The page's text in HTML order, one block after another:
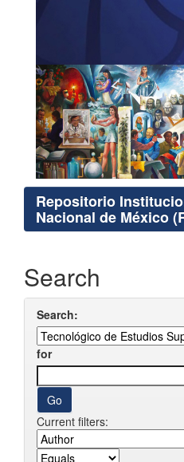
Repositorio
Nacional de México
Search
Search:
for
Current filters: